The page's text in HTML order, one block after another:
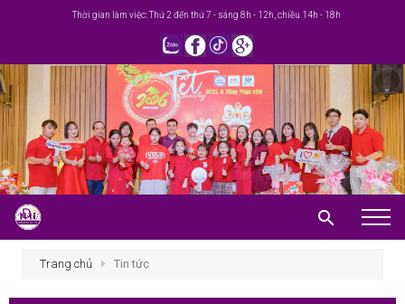
Thời gian làm việc: Thứ 2 đến thứ 7 - sáng 8h - 12h, chiều 14h - 18h
Trang chủ Tin tức